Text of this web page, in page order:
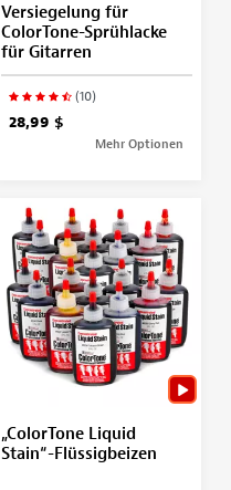
Versiegelung für
ColorTone-Sprühlacke
für Gitarren
(10)
28,99 $
Mehr Optionen
„ColorTone Liquid
Stain“-Flüssigbeizen